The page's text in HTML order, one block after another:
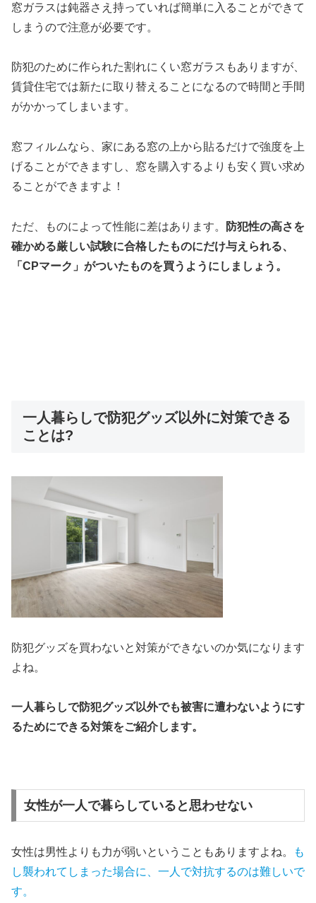
窓ガラスは鈍器さえ持っていれば簡単に入ることができて
しまうので注意が必要です。
防犯のために作られた割れにくい窓ガラスもありますが、
賃貸住宅では新たに取り替えることになるので時間と手間
がかかってしまいます。
窓フィルムなら、家にある窓の上から貼るだけで強度を上
げることができますし、窓を購入するよりも安く買い求め
ることができますよ！
ただ、ものによって性能に差はあります。
防犯性の高さを
確かめる厳しい試験に合格したものにだけ与えられる、
「CPマーク」がついたものを買うようにしましょう。
一人暮らしで防犯グッズ以外に対策できる
ことは?
防犯グッズを買わないと対策ができないのか気になります
よね。
一人暮らしで防犯グッズ以外でも被害に遭わないようにす
るためにできる対策をご紹介します。
女性が一人で暮らしていると思わせない
女性は男性よりも力が弱いということもありますよね。
も
し襲われてしまった場合に、一人で対抗するのは難しいで
す。